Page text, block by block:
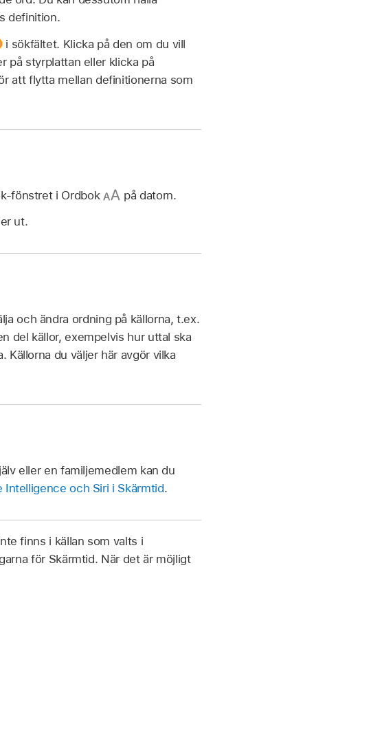
definition.
i sökfältet. Klicka på den om du vill
på styrplattan eller klicka på
att flytta mellan definitionerna som
fönstret i Ordbok
på datorn.
ut.
och ändra ordning på källorna, t.ex.
del källor, exempelvis hur uttal ska
Källorna du väljer här avgör vilka
eller en familjemedlem kan du
Intelligence och Siri i Skärmtid.
finns i källan som valts i
för Skärmtid. När det är möjligt